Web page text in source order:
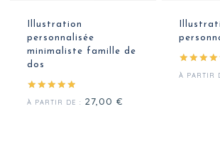
Illustration
personnalisée
minimaliste famille de
dos
Note
5.00
À PARTIR DE : 27,00 €
Note
5.00
À PARTIR